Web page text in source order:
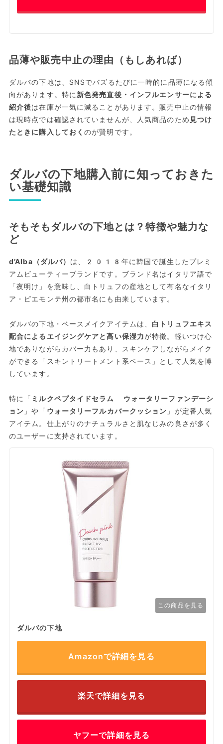
品薄や販売中止の理由（もしあれば）
ダルバの下地は、SNSでバズるたびに一時的に品薄になる傾
向があります。特に 新色発売直後・インフルエンサーによる
紹介後は在庫が一気に減ることがあります。販売中止の情報
は現時点では確認されていませんが、人気商品のため 見つけ
たときに購入しておくのが賢明です。
ダルバの下地購入前に知っておきた
い基礎知識
そもそもダルバの下地とは？特徴や魅力な
ど
d’Alba（ダルバ） は、2018年に韓国で誕生したプレミ
アムビューティーブランドです。ブランド名はイタリア語で
「夜明け」を意味し、白トリュフの産地として有名なイタリ
ア・ピエモンテ州の都市名にも由来しています。
ダルバの下地・ベースメイクアイテムは、 白トリュフエキス
配合によるエイジングケアと高い保湿力が特徴。軽いつけ心
地でありながらカバー力もあり、スキンケアしながらメイク
ができる「スキントリートメント系ベース」として人気を博
しています。
特に「 ミルクペプタイドセラム ウォータリーファンデーシ
ョン 」や「 ウォータリーフルカバークッション 」が定番人気
アイテム。仕上がりのナチュラルさと肌なじみの良さが多く
のユーザーに支持されています。
この商品を見る
ダルバの下地
Amazonで詳細を見る
楽天で詳細を見る
ヤフーで詳細を見る